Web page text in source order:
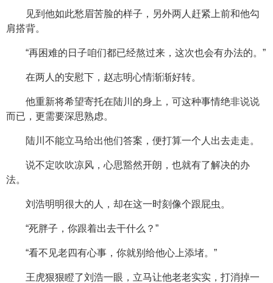
见到他如此愁眉苦脸的样子，另外两人赶紧上前和他勾
肩搭背。
“再困难的日子咱们都已经熬过来，这次也会有办法的。”
在两人的安慰下，赵志明心情渐渐好转。
他重新将希望寄托在陆川的身上，可这种事情绝非说说
而已，更需要深思熟虑。
陆川不能立马给出他们答案，便打算一个人出去走走。
说不定吹吹凉风，心思豁然开朗，也就有了解决的办
法。
刘浩明明很大的人，却在这一时刻像个跟屁虫。
“死胖子，你跟着出去干什么？”
“看不见老四有心事，你就别给他心上添堵。”
王虎狠狠瞪了刘浩一眼，立马让他老老实实，打消掉一